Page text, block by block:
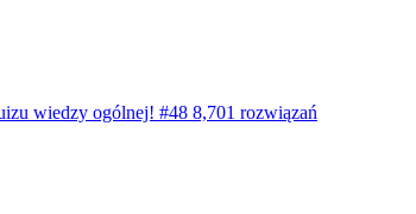
wiedzy ogólnej! #48 8,701 rozwiązań